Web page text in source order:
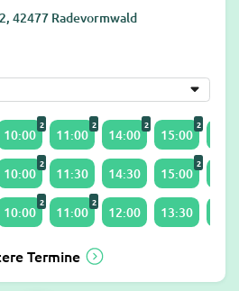
42477 Radevormwald
10:00
2
11:00
2
14:00
2
15:00
2
10:00
2
11:30 14:30 15:00
2
10:00
2
11:00
2
12:00 13:30
Termine